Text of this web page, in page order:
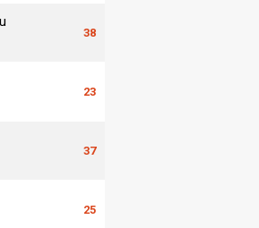
38
23
37
25